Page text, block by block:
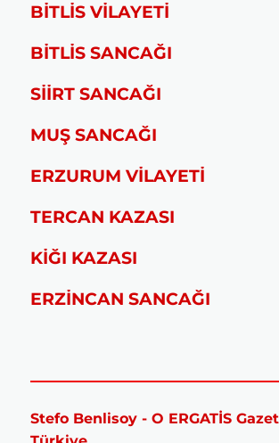
BİTLİS VİLAYETİ
BİTLİS SANCAĞI
SİİRT SANCAĞI
MUŞ SANCAĞI
ERZURUM VİLAYETİ
TERCAN KAZASI
KİĞI KAZASI
ERZİNCAN SANCAĞI
Stefo Benlisoy - O ERGATİS